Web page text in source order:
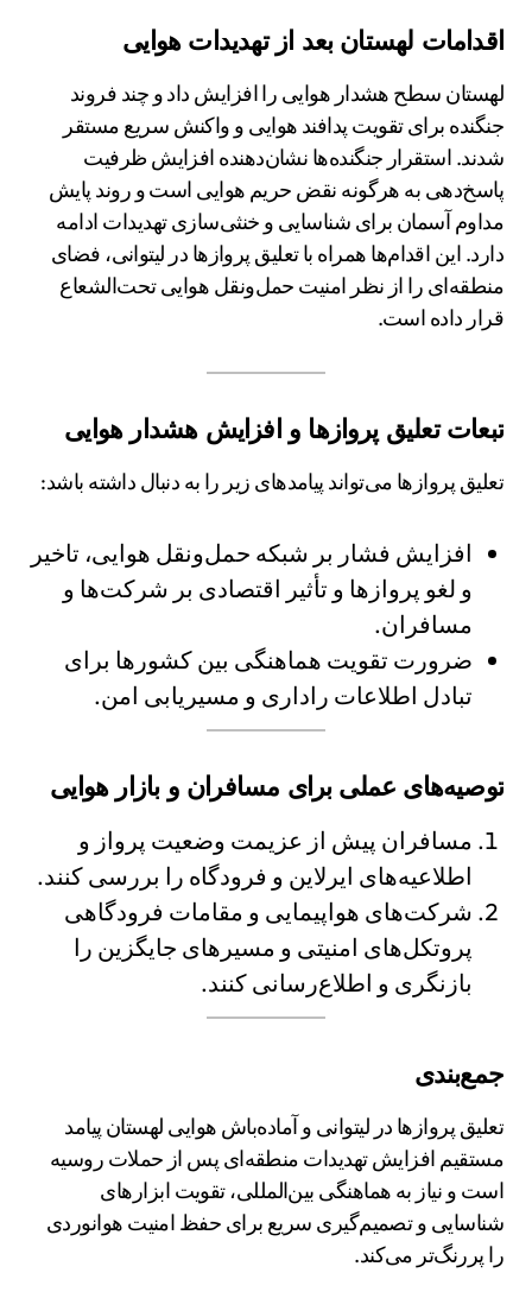
اقدامات لهستان بعد از تهدیدات هوایی
لهستان سطح هشدار هوایی را افزایش داد و چند فروند
جنگنده برای تقویت پدافند هوایی و واکنش سریع مستقر
شدند. استقرار جنگنده‌ها نشان‌دهنده افزایش ظرفیت
پاسخ‌دهی به هرگونه نقض حریم هوایی است و روند پایش
مداوم آسمان برای شناسایی و خنثی‌سازی تهدیدات ادامه
دارد. این اقدام‌ها همراه با تعلیق پروازها در لیتوانی، فضای
منطقه‌ای را از نظر امنیت حمل‌ونقل هوایی تحت‌الشعاع
قرار داده است.
تبعات تعلیق پروازها و افزایش هشدار هوایی
تعلیق پروازها می‌تواند پیامدهای زیر را به دنبال داشته باشد:
افزایش فشار بر شبکه حمل‌ونقل هوایی، تاخیر
و لغو پروازها و تأثیر اقتصادی بر شرکت‌ها و
مسافران.
ضرورت تقویت هماهنگی بین کشورها برای
تبادل اطلاعات راداری و مسیریابی امن.
توصیه‌های عملی برای مسافران و بازار هوایی
مسافران پیش از عزیمت وضعیت پرواز و
اطلاعیه‌های ایرلاین و فرودگاه را بررسی کنند.
شرکت‌های هواپیمایی و مقامات فرودگاهی
پروتکل‌های امنیتی و مسیرهای جایگزین را
بازنگری و اطلاع‌رسانی کنند.
جمع‌بندی
تعلیق پروازها در لیتوانی و آماده‌باش هوایی لهستان پیامد
مستقیم افزایش تهدیدات منطقه‌ای پس از حملات روسیه
است و نیاز به هماهنگی بین‌المللی، تقویت ابزارهای
شناسایی و تصمیم‌گیری سریع برای حفظ امنیت هوانوردی
را پررنگ‌تر می‌کند.